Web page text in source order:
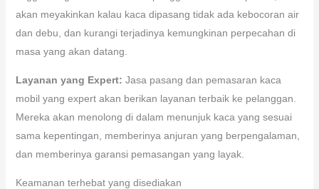
akan meyakinkan kalau kaca dipasang tidak ada kebocoran air
dan debu, dan kurangi terjadinya kemungkinan perpecahan di
masa yang akan datang.
Layanan yang Expert: Jasa pasang dan pemasaran kaca
mobil yang expert akan berikan layanan terbaik ke pelanggan.
Mereka akan menolong di dalam menunjuk kaca yang sesuai
sama kepentingan, memberinya anjuran yang berpengalaman,
dan memberinya garansi pemasangan yang layak.
Keamanan terhebat yang disediakan